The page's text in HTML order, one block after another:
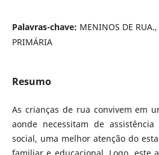
Palavras-chave: MENINOS DE
PRIMÁRIA
Resumo
As crianças de rua convivem em
aonde necessitam de
social, uma melhor atenção do